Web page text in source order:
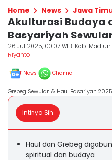
Home News Jawa
Akulturasi Budaya
Basyariyah
26 Jul 2025, 00:07 WIB Kab. Madiun
Riyanto T
News Channel
Grebeg Sewulan & Haul Basariyah
Intinya Sih
Haul dan Grebeg
spiritual dan budaya